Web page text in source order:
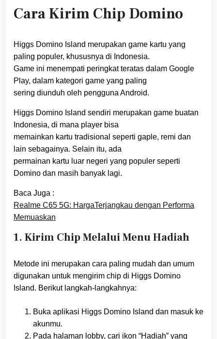
Cara Kirim Chip Domino
Higgs Domino Island merupakan game kartu yang
paling populer, khususnya di Indonesia.
Game ini menempati peringkat teratas dalam Google
Play, dalam kategori game yang paling
sering diunduh oleh pengguna Android.
Higgs Domino Island sendiri merupakan game buatan
Indonesia, di mana player bisa
memainkan kartu tradisional seperti gaple, remi dan
lain sebagainya. Selain itu, ada
permainan kartu luar negeri yang populer seperti
Domino dan masih banyak lagi.
Baca Juga :
Realme C65 5G: HargaTerjangkau dengan Performa
Memuaskan
1. Kirim Chip Melalui Menu Hadiah
Metode ini merupakan cara paling mudah dan umum
digunakan untuk mengirim chip di Higgs Domino
Island. Berikut langkah-langkahnya:
Buka aplikasi Higgs Domino Island dan masuk ke
akunmu.
Pada halaman lobby, cari ikon “Hadiah” yang